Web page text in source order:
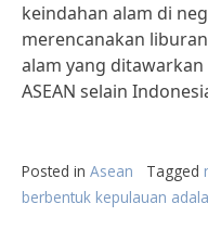
keindahan alam di
merencanakan
alam yang
ASEAN selain
Posted in Asean Tagged
berbentuk kepulauan